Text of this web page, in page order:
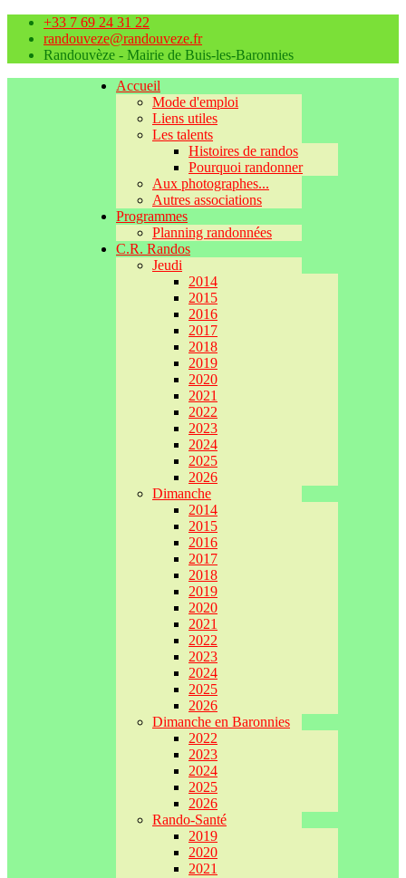
+33 7 69 24 31 22
randouveze@randouveze.fr
Randouvèze - Mairie de Buis-les-Baronnies
Accueil
Mode d'emploi
Liens utiles
Les talents
Histoires de randos
Pourquoi randonner
Aux photographes...
Autres associations
Programmes
Planning randonnées
C.R. Randos
Jeudi
2014
2015
2016
2017
2018
2019
2020
2021
2022
2023
2024
2025
2026
Dimanche
2014
2015
2016
2017
2018
2019
2020
2021
2022
2023
2024
2025
2026
Dimanche en Baronnies
2022
2023
2024
2025
2026
Rando-Santé
2019
2020
2021